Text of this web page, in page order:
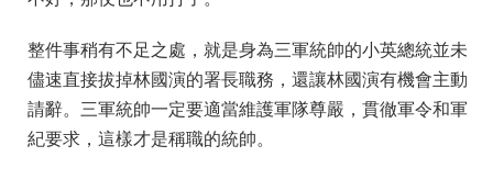
整件事稍有不足之處，就是身為三軍統帥的小英總統並未
儘速直接拔掉林國演的署長職務，還讓林國演有機會主動
請辭。三軍統帥一定要適當維護軍隊尊嚴，貫徹軍令和軍
紀要求，這樣才是稱職的統帥。